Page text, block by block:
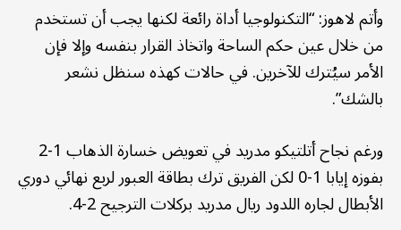
وأتم لاهوز: “التكنولوجيا أداة رائعة لكنها يجب أن تستخدم
من خلال عين حكم الساحة واتخاذ القرار بنفسه وإلا فإن
الأمر سيُترك للآخرين. في حالات كهذه سنظل نشعر
بالشك”.
ورغم نجاح أتلتيكو مدريد في تعويض خسارة الذهاب 1-2
بفوزه إيابا 1-0 لكن الفريق ترك بطاقة العبور لربع نهائي دوري
الأبطال لجاره اللدود ريال مدريد بركلات الترجيح 2-4.